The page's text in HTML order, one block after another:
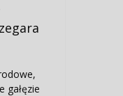
gałęzie